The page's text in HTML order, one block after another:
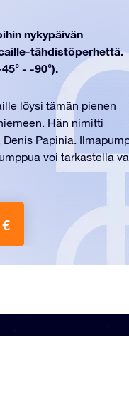
nykypäivän
tähdistöperhettä.
- -90°).
löysi tämän pienen
Hän nimitti
Papinia.
voi tarkastella